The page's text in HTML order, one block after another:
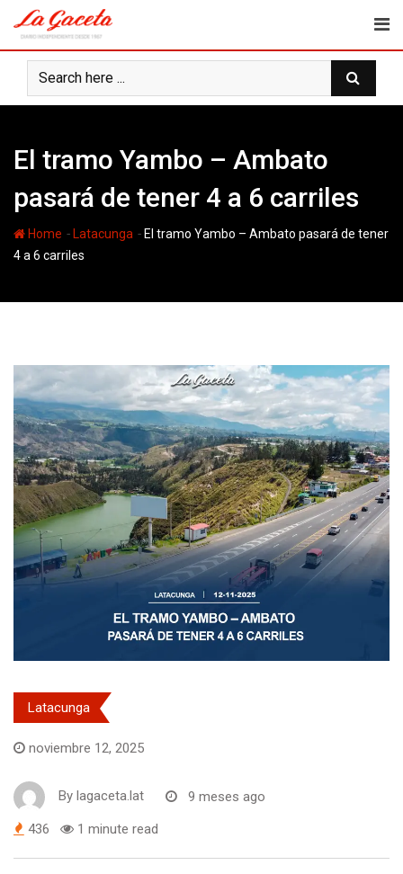
content
El tramo Yambo – Ambato
pasará de tener 4 a 6 carriles
Home - Latacunga - El tramo Yambo – Ambato pasará de tener
4 a 6 carriles
Latacunga
noviembre 12, 2025
By lagaceta.lat 9 meses ago
436 1 minute read